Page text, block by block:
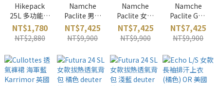
Hikepack
25L 多功能背
包 藍
TATONKA 德
國
NT$1,780
NT$2,880
Namche
Paclite 男款
Gore-Tex 防
水連帽外套
(石墨灰) Rab
NT$7,425
NT$9,900
Namche
Paclite 女款
Gore-Tex 防
水透氣外套
(灰藍) Rab 英
NT$7,425
NT$9,900
Namche
Paclite GTX
男款防水透氣
外套 褐 Rab
英國
NT$7,425
NT$9,900